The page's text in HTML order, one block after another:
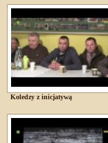
Koledzy z inicjatywą